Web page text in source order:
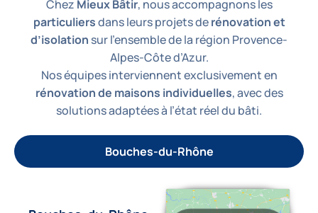
Chez Mieux Bâtir, nous accompagnons les
particuliersdans leurs projets derénovation et
d’isolation sur l’ensemble de la région Provence-
Alpes-Côte d’Azur.
Nos équipes interviennent exclusivement en
rénovation de maisons individuelles, avec des
solutions adaptées à l’état réel du bâti.
Bouches-du-Rhône